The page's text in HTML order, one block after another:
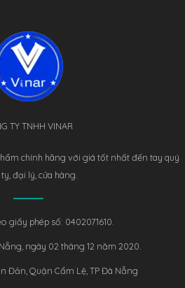
TY TNHH VINAR
chính hãng với giá tốt nhất đến tay quý
đại lý, cửa hàng.
giấy phép số: 0402071610.
ngày 02 tháng 12 năm 2020.
Đản, Quận Cẩm Lệ, TP Đà Nẵng